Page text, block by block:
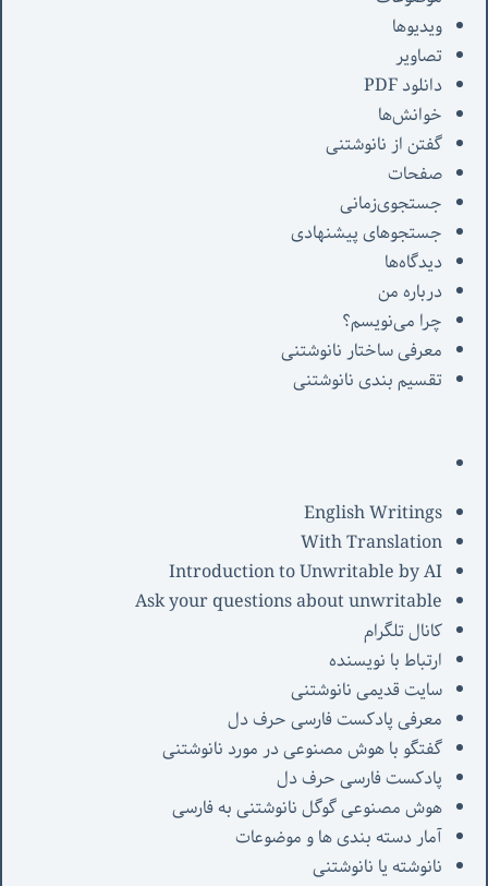
ویدیوها
تصاویر
دانلود PDF
خوانش‌ها
گفتن از نانوشتنی
صفحات
جستجوی‌زمانی
جستجوهای پیشنهادی
دیدگاه‌ها
درباره من
چرا می‌نویسم؟
معرفی‌ ساختار نانوشتنی
تقسیم بندی نانوشتنی
English Writings
With Translation
Introduction to Unwritable by AI
Ask your questions about unwritable
کانال تلگرام
ارتباط با نویسنده
سایت قدیمی نانوشتنی
معرفی پادکست فارسی حرف دل
گفتگو با هوش مصنوعی در مورد نانوشتنی
پادکست فارسی حرف دل
هوش مصنوعی گوگل نانوشتنی به فارسی
آمار دسته بندی ها و موضوعات
نانوشته یا نانوشتنی